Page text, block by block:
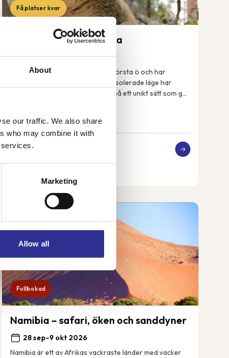
About
our traffic. We also share
who may combine it with
Marketing
Allow all
Få platser kvar
Madagaskar – rundresa
19 sep-3 okt 2026
Madagaskar är världens fjärde största ö och har
enastående natur. Tack vare sitt isolerade läge har
växter och djur på ön utvecklats på ett unikt sätt som gör
Från41 250 kr
Fullbokad
Namibia – safari, öken och sanddyner
28 sep-9 okt 2026
Namibia är ett av Afrikas vackraste länder med vacker